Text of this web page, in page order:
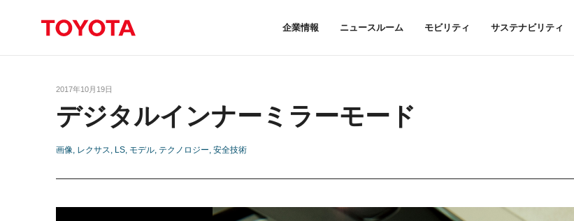
企業情報 ニュースルーム モビリティ サステナビリティ
2017年10月19日
デジタルインナーミラーモード
画像 レクサス LS モデル テクノロジー 安全技術